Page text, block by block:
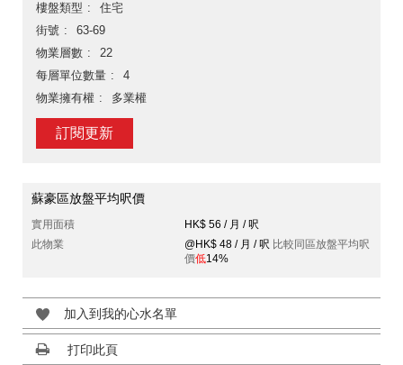
樓盤類型
住宅
街號
63-69
物業層數
22
每層單位數量
4
物業擁有權
多業權
訂閱更新
蘇豪區放盤平均呎價
實用面積
HK$ 56 / 月 / 呎
此物業
@HK$ 48 / 月 / 呎 比較同區放盤平均呎
價低14%
加入到我的心水名單
打印此頁